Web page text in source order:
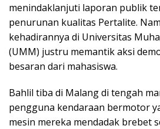
menindaklanjuti laporan publik
penurunan kualitas Pertalite.
kehadirannya di Universitas
(UMM) justru memantik aksi
besaran dari mahasiswa.
Bahlil tiba di Malang di tengah
pengguna kendaraan bermotor
mesin mereka mendadak brebet